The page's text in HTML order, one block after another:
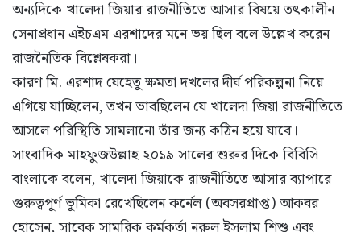
অন্যদিকে খালেদা জিয়ার রাজনীতিতে আসার বিষয়ে তৎকালীন
সেনাপ্রধান এইচএম এরশাদের মনে ভয় ছিল বলে উল্লেখ করেন
রাজনৈতিক বিশ্লেষকরা।
কারণ মি. এরশাদ যেহেতু ক্ষমতা দখলের দীর্ঘ পরিকল্পনা নিয়ে
এগিয়ে যাচ্ছিলেন, তখন ভাবছিলেন যে খালেদা জিয়া রাজনীতিতে
আসলে পরিস্থিতি সামলানো তাঁর জন্য কঠিন হয়ে যাবে।
সাংবাদিক মাহফুজউল্লাহ ২০১৯ সালের শুরুর দিকে বিবিসি
বাংলাকে বলেন, খালেদা জিয়াকে রাজনীতিতে আসার ব্যাপারে
গুরুত্বপূর্ণ ভূমিকা রেখেছিলেন কর্নেল (অবসরপ্রাপ্ত) আকবর
হোসেন, সাবেক সামরিক কর্মকর্তা নুরুল ইসলাম শিশু এবং